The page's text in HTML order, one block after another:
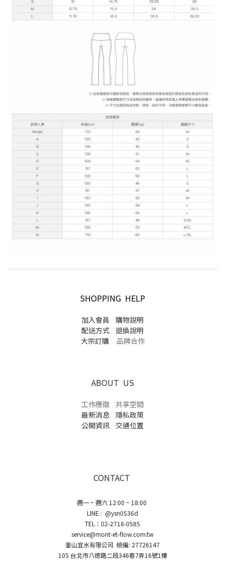
SHOPPING HELP
加入會員
購物說明
配送方式
退換說明
大宗訂購品牌合作
ABOUT US
工作應徵 共享空間
最新消息
隱私政策
公開資訊
交通位置
CONTACT
週一 ~ 週六 12:00 ~ 18:00
LINE : @ysn0536d
TEL：02-2718-0585
service@mont-et-flow.com.tw
奎山宜水有限公司 統編: 27726147
105 台北市八德路二段346巷7弄16號1樓